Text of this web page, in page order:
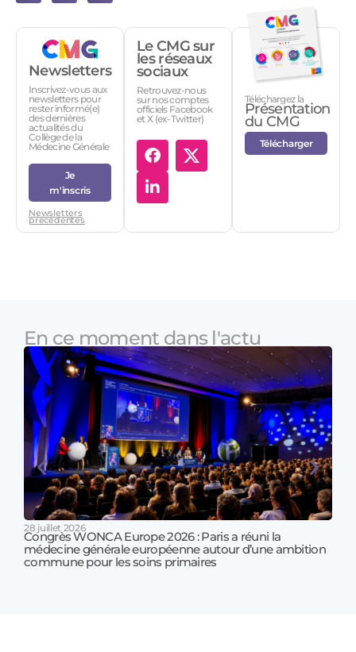
Newsletters
Inscrivez-vous aux
newsletters pour
rester informé(e)
des dernières
actualités du
Collège de la
Médecine Générale
Je
m'inscris
Newsletters
précédentes
Le CMG sur
les réseaux
sociaux
Retrouvez-nous
sur nos comptes
officiels Facebook
et X (ex-Twitter)
Téléchargez la
Présentation
du CMG
Télécharger
En ce moment dans l'actu
28 juillet 2026
Congrès WONCA Europe 2026 : Paris a réuni la
médecine générale européenne autour d’une ambition
commune pour les soins primaires